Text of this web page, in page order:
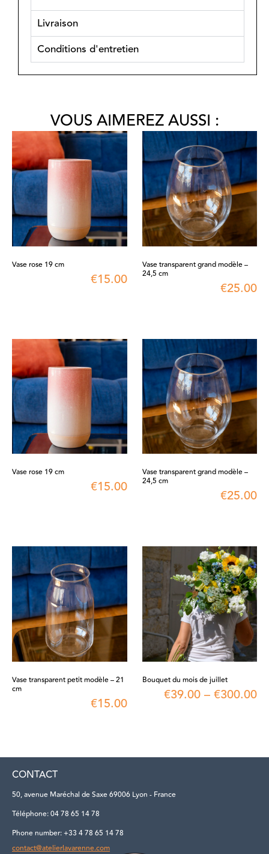
Livraison
Conditions d'entretien
VOUS AIMEREZ AUSSI :
Vase rose 19 cm
€15.00
Vase transparent grand modèle –
24,5 cm
€25.00
Vase rose 19 cm
€15.00
Vase transparent grand modèle –
24,5 cm
€25.00
Vase transparent petit modèle – 21
cm
€15.00
Bouquet du mois de juillet
€39.00–€300.00
CONTACT
50, avenue Maréchal de Saxe 69006 Lyon - France
Téléphone: 04 78 65 14 78
Phone number: +33 4 78 65 14 78
contact@atelierlavarenne.com